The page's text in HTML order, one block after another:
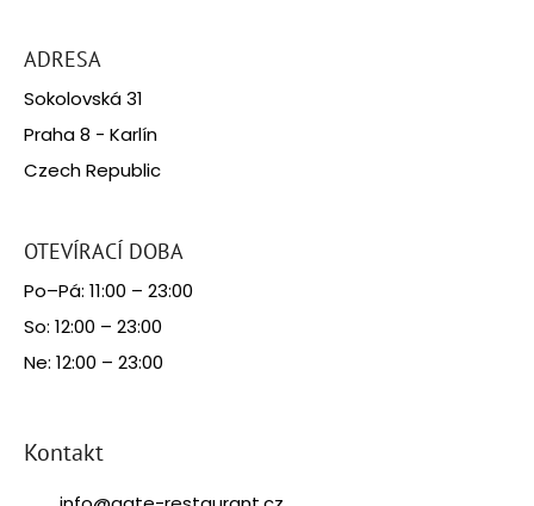
ADRESA
Sokolovská 31
Praha 8 - Karlín
Czech Republic
OTEVÍRACÍ DOBA
Po–Pá: 11:00 – 23:00
So: 12:00 – 23:00
Ne: 12:00 – 23:00
Kontakt